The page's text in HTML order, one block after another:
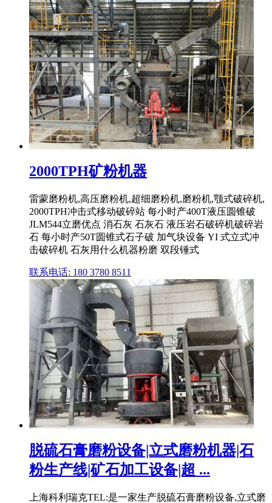
2000TPH矿粉机器
雷蒙磨粉机,高压磨粉机,超细磨粉机,磨粉机,颚式破碎机,
2000TPH冲击式移动破碎站 每小时产400T液压圆锥破
JLM544立磨优点 消石灰 石灰石 液压岩石破碎机破碎岩
石 每小时产50T圆锥式石子破 加气块设备 YI 式立式冲
击破碎机 石灰用什么机器粉磨 双段锤式
联系电话: 180 3780 8511
脱硫石膏磨粉设备|立式磨粉机器|石
粉生产线|矿石加工设备|超 ...
上海科利瑞克TEL:是一家生产脱硫石膏磨粉设备,立式磨